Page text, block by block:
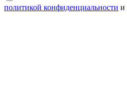
политикой конфиденциальности и